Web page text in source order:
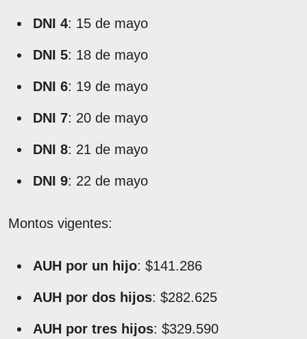
DNI 4: 15 de mayo
DNI 5: 18 de mayo
DNI 6: 19 de mayo
DNI 7: 20 de mayo
DNI 8: 21 de mayo
DNI 9: 22 de mayo
Montos vigentes:
AUH por un hijo: $141.286
AUH por dos hijos: $282.625
AUH por tres hijos: $329.590